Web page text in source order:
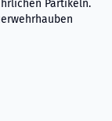
Partikeln.